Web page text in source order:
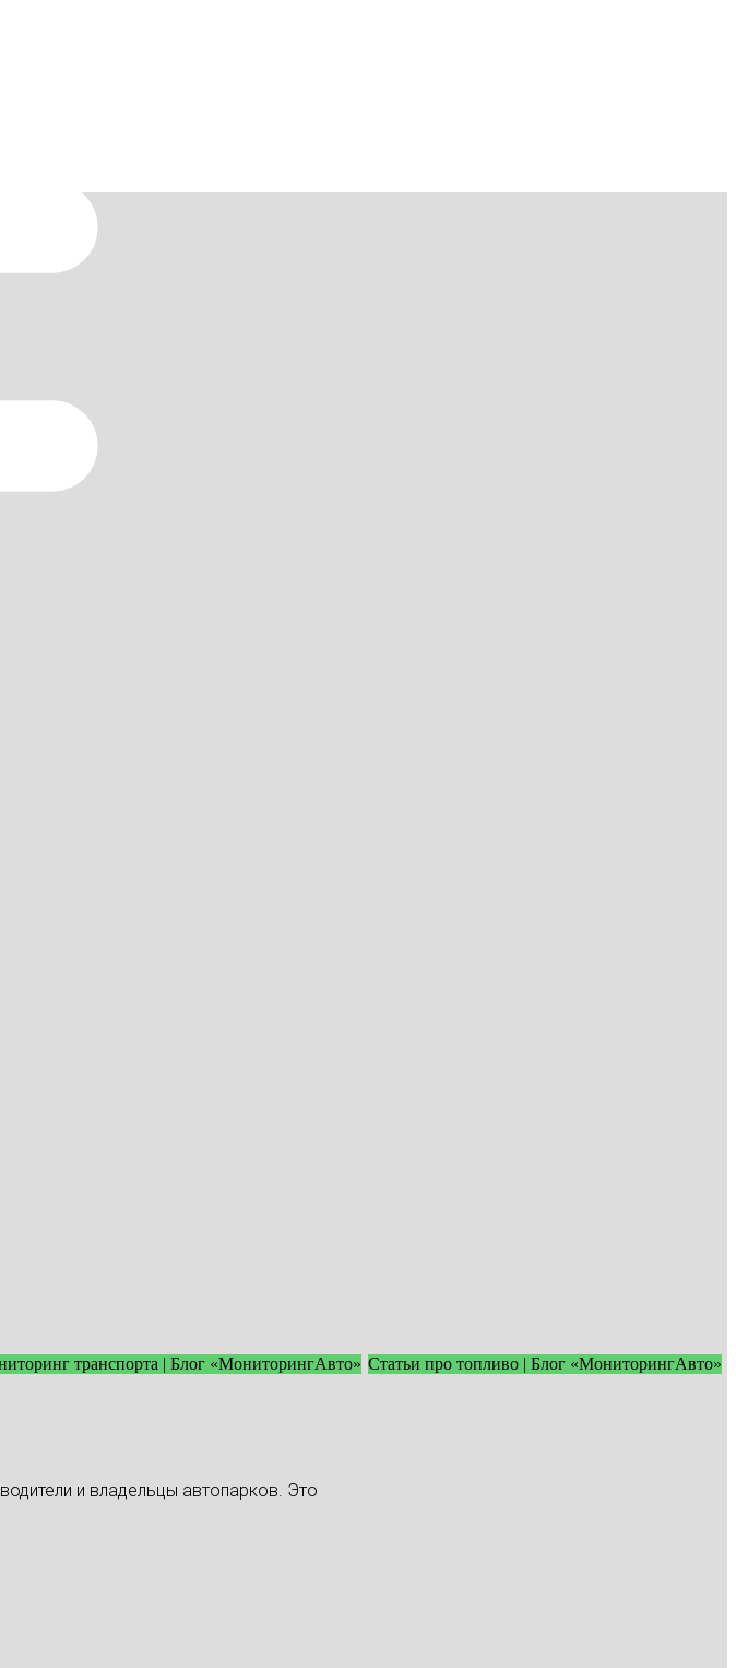
транспорта | Блог «МониторингАвто» Статьи про топливо | Блог «МониторингАвто»
и владельцы автопарков. Это